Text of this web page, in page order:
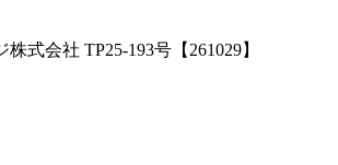
式会社 TP25-193号【261029】